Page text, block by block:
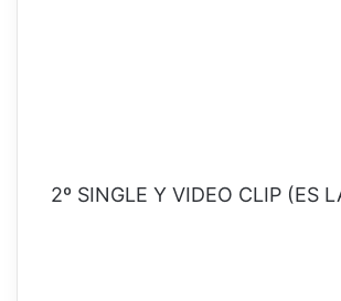
2º SINGLE Y VIDEO CLIP (ES